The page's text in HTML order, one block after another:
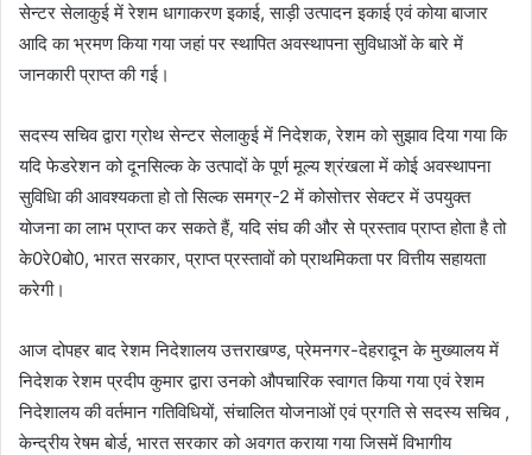
सेन्टर सेलाकुई में रेशम धागाकरण इकाई, साड़ी उत्पादन इकाई एवं कोया बाजार
आदि का भ्रमण किया गया जहां पर स्थापित अवस्थापना सुविधाओं के बारे में
जानकारी प्राप्त की गई।
सदस्य सचिव द्वारा ग्रोथ सेन्टर सेलाकुई में निदेशक, रेशम को सुझाव दिया गया कि
यदि फेडरेशन को दूनसिल्क के उत्पादों के पूर्ण मूल्य श्रंखला में कोई अवस्थापना
सुविधिा की आवश्यकता हो तो सिल्क समग्र-2 में कोसोत्तर सेक्टर में उपयुक्त
योजना का लाभ प्राप्त कर सकते हैं, यदि संघ की और से प्रस्ताव प्राप्त होता है तो
के0रे0बो0, भारत सरकार, प्राप्त प्रस्तावों को प्राथमिकता पर वित्तीय सहायता
करेगी।
आज दोपहर बाद रेशम निदेशालय उत्तराखण्ड, प्रेमनगर-देहरादून के मुख्यालय में
निदेशक रेशम प्रदीप कुमार द्वारा उनको औपचारिक स्वागत किया गया एवं रेशम
निदेशालय की वर्तमान गतिविधियों, संचालित योजनाओं एवं प्रगति से सदस्य सचिव ,
केन्द्रीय रेषम बोर्ड, भारत सरकार को अवगत कराया गया जिसमें विभागीय